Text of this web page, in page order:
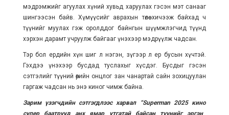
мэдрэмжийг агуулах хүний хувьд харуулах гэсэн мэт санааг
шингээсэн байв. Хүмүүсийг аврахын төлөө хичээж байхад ч
түүнийг муулах гэж оролддог байнгын шүүмжлэгчид түүнд
хэрхэн дарамт учруулж байгааг үнэхээр мэдрүүлж чадсан.
Тэр бол ердийн хүн шиг л нэгэн, зүгээр л ер бусын хүчтэй.
Гэхдээ үнэхээр бусдад туслахыг хүсдэг. Бусдыг гэсэн
сэтгэлийг түүний өөрийн онцлог зан чанартай сайн зохицуулан
гаргаж чадсан нь энэ киног чимж байна.
Зарим үзэгчдийн сэтгэгдлээс харвал “Superman 2025кино
супер
баатрууд анх ямар утгатай байсан түүнийг эргэн